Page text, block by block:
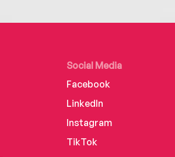
Social Media
Facebook
LinkedIn
Instagram
TikTok